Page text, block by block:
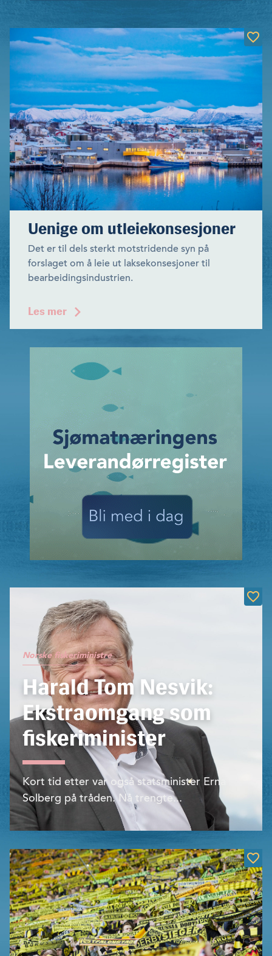
Uenige om utleiekonsesjoner
Det er til dels sterkt motstridende syn på
forslaget om å leie ut laksekonsesjoner til
bearbeidingsindustri­en.
Les mer
Norske fiskeriministre
Harald Tom Nesvik:
Ekstraomgang som
fiskeriminister
Kort tid etter var også statsminister Erna
Solberg på tråden. Nå trengte...